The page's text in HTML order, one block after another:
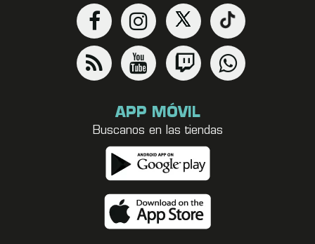
APP MÓVIL
Buscanos en las tiendas